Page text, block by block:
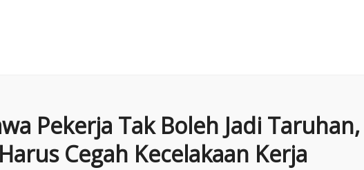
Pekerja Tak Boleh Jadi Taruhan,
Cegah Kecelakaan Kerja